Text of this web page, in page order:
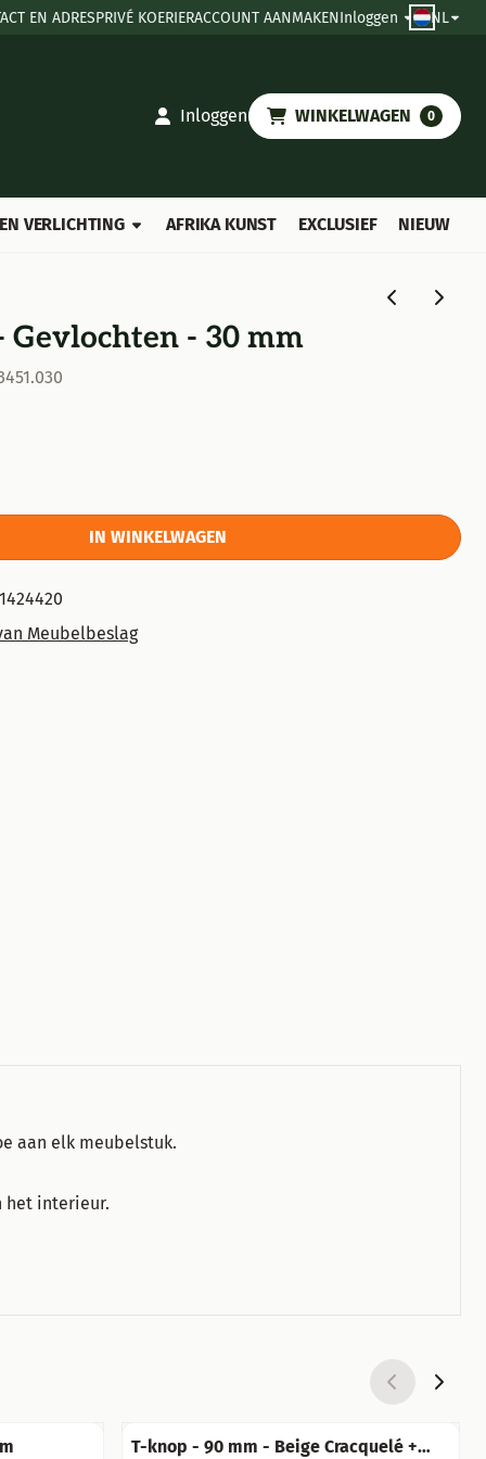
EN ADRESPRIVÉ KOERIERACCOUNT AANMAKENInloggen NL
Inloggen WINKELWAGEN 0
VERLICHTING AFRIKA KUNST EXCLUSIEF NIEUW
Gevlochten - 30 mm
IN WINKELWAGEN
Meubelbeslag
aan elk meubelstuk.
het interieur.
T-knop - 90 mm - Beige Cracquelé +